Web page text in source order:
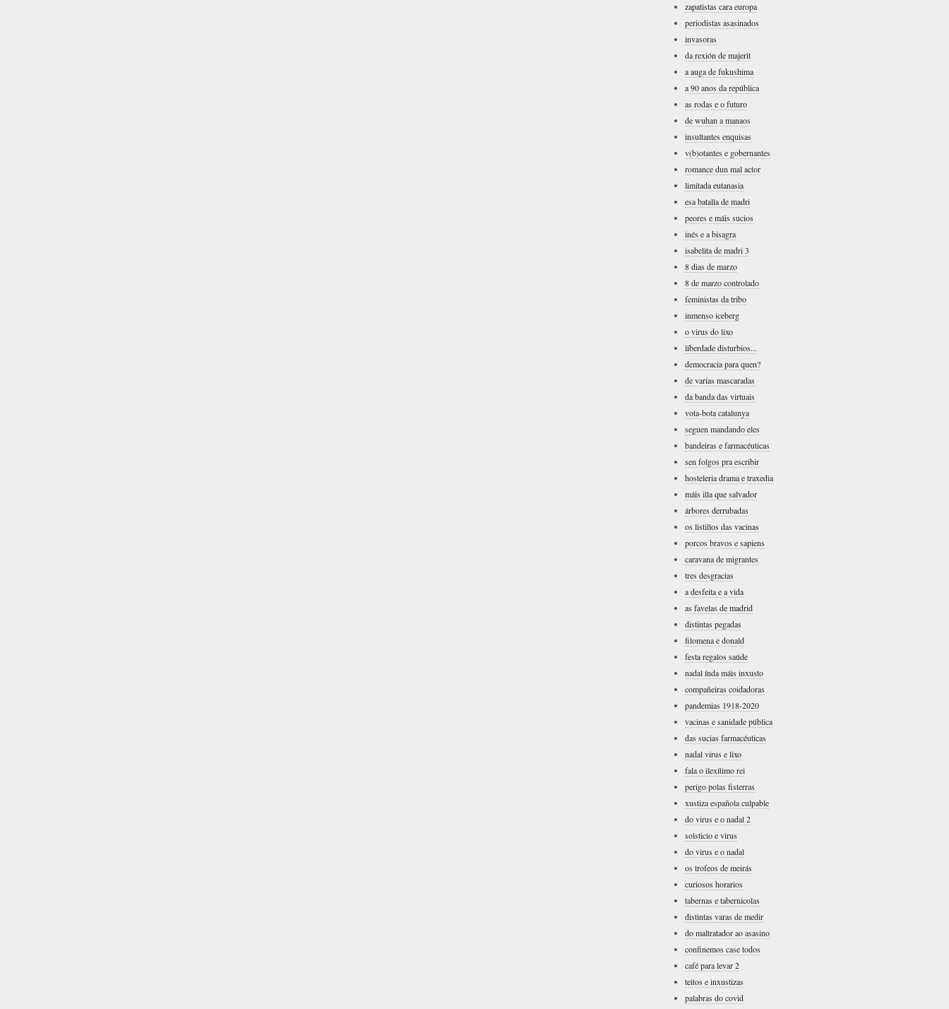
zapatistas cara europa
periodistas asasinados
invasoras
da rexión de majerit
a auga de fukushima
a 90 anos da república
as rodas e o futuro
de wuhan a manaos
insultantes enquisas
v(b)otantes e gobernantes
romance dun mal actor
limitada eutanasia
esa batalla de madri
peores e máis sucios
inés e a bisagra
isabelita de madri 3
8 dias de marzo
8 de marzo controlado
feministas da tribo
inmenso iceberg
o virus do lixo
liberdade disturbios...
democracia para quen?
de varias mascaradas
da banda das virtuais
vota-bota catalunya
seguen mandando eles
bandeiras e farmacéuticas
sen folgos pra escribir
hosteleria drama e traxedia
máis illa que salvador
árbores derrubadas
os listillos das vacinas
porcos bravos e sapiens
caravana de migrantes
tres desgracias
a desfeita e a vida
as favelas de madrid
distintas pegadas
filomena e donald
festa regalos saúde
nadal índa máis inxusto
compañeiras coidadoras
pandemias 1918-2020
vacinas e sanidade pública
das sucias farmacéuticas
nadal virus e lixo
fala o ilexítimo rei
perigo polas fisterras
xustiza española culpable
do virus e o nadal 2
solsticio e virus
do virus e o nadal
os trofeos de meirás
curiosos horarios
tabernas e tabernicolas
distintas varas de medir
do maltratador ao asasino
confinemos case todos
café para levar 2
teitos e inxustizas
palabras do covid